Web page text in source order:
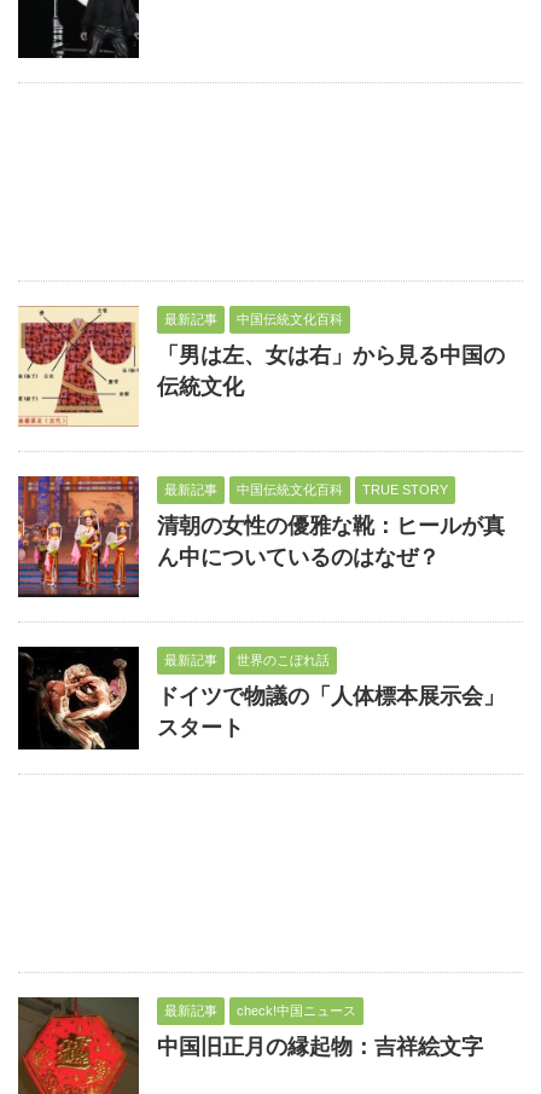
最新記事 中国伝統文化百科
「男は左、女は右」から見る中国の
伝統文化
最新記事 中国伝統文化百科 TRUE STORY
清朝の女性の優雅な靴：ヒールが真
ん中についているのはなぜ？
最新記事 世界のこぼれ話
ドイツで物議の「人体標本展示会」
スタート
最新記事 check!中国ニュース
中国旧正月の縁起物：吉祥絵文字